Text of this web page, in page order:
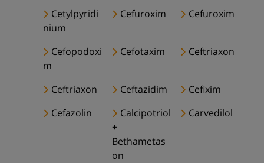
Cetylpyridi
nium
Cefuroxim Cefuroxim
Cefopodoxi
m
Cefotaxim Ceftriaxon
Ceftriaxon Ceftazidim
Cefixim
Cefazolin
Calcipotriol
+
Bethametas
on
Carvedilol